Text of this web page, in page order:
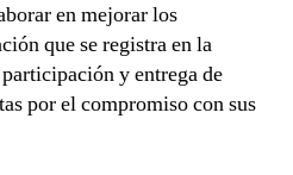
en mejorar los
que se registra en la
y entrega de
por el compromiso con sus